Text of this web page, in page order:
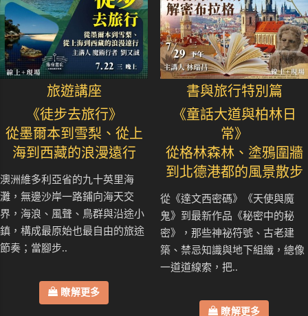
旅遊講座
《徒步去旅行》
從墨爾本到雪梨、從上
海到西藏的浪漫遠行
澳洲維多利亞省的九十英里海
灘，無邊沙岸一路鋪向海天交
界，海浪、風聲、鳥群與沿途小
鎮，構成最原始也最自由的旅途
節奏；當腳步..
瞭解更多
書與旅行特別篇
《童話大道與柏林日
常》
從格林森林、塗鴉圍牆
到北德港都的風景散步
從《達文西密碼》《天使與魔
鬼》到最新作品《秘密中的秘
密》，那些神祕符號、古老建
築、禁忌知識與地下組織，總像
一道道線索，把..
瞭解更多